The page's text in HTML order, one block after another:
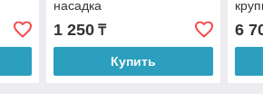
насадка
1 250₸
Купить
6